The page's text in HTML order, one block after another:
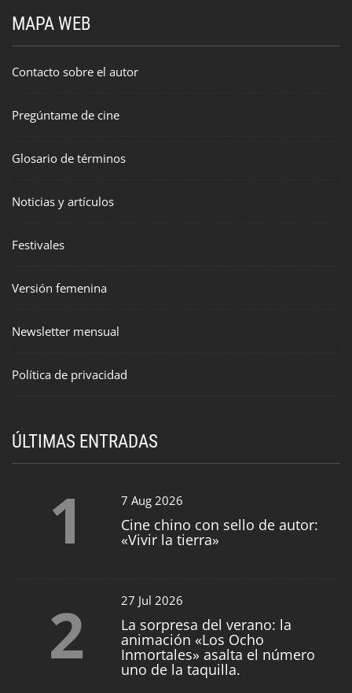
MAPA WEB
Contacto sobre el autor
Pregúntame de cine
Glosario de términos
Noticias y artículos
Festivales
Versión femenina
Newsletter mensual
Política de privacidad
ÚLTIMAS ENTRADAS
1 7 Aug 2026
Cine chino con sello de autor:
«Vivir la tierra»
2 27 Jul 2026
La sorpresa del verano: la
animación «Los Ocho
Inmortales» asalta el número
uno de la taquilla.